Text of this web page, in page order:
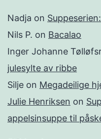
Nadja on
Nils P. on Bacalao
Inger Johanne
julesylte av ribbe
Silje on Megadeilige
Julie Henriksen on
appelsinsuppe til